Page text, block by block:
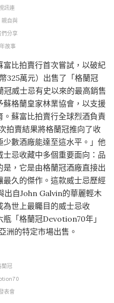
訊連
親自與
們分享
故事
比拍賣行首次嘗試，以破紀
325萬元）出售了「格蘭冠
威士忌有史以來的最高銷售
格蘭皇家林業協會，以支援
蘇富比拍賣行全球烈酒負責
拍賣結果將格蘭冠推向了收
數酒廠能達至這水平。」他
忌收藏中多個重要面向：品
，它是由格蘭冠酒廠直接出
久的傑作。這款威士忌歷經
出自John Galvin的華麗輕木
世上最矚目的威士忌收
「格蘭冠Devotion70年」
洲的特定市場出售。
蘭冠
表會